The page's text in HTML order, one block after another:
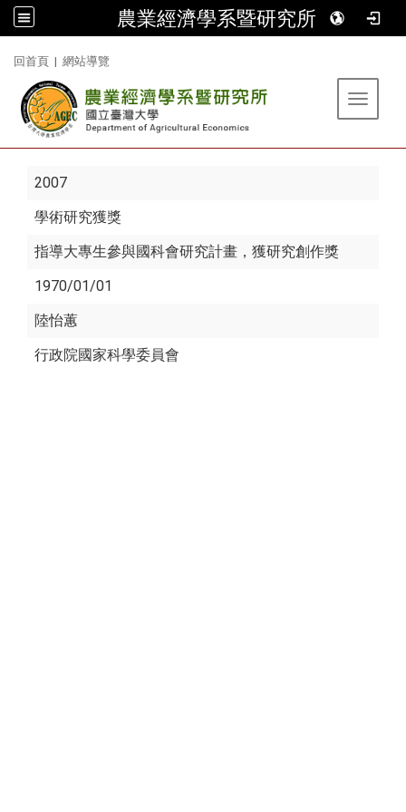
農業經濟學系暨研究所
回首頁 | 網站導覽
Toggle
2007
學術研究獲獎
指導大專生參與國科會研究計畫，獲研究創作獎
1970/01/01
陸怡蕙
行政院國家科學委員會